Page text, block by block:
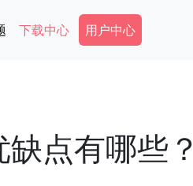
下载中心 Secondary Menu
用户中心
点有哪些？